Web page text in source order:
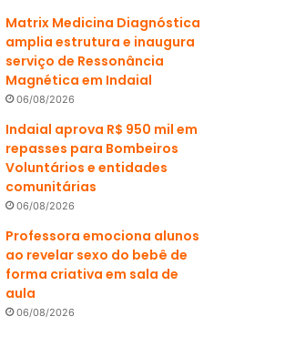
Matrix Medicina Diagnóstica
amplia estrutura e inaugura
serviço de Ressonância
Magnética em Indaial
06/08/2026
Indaial aprova R$ 950 mil em
repasses para Bombeiros
Voluntários e entidades
comunitárias
06/08/2026
Professora emociona alunos
ao revelar sexo do bebê de
forma criativa em sala de
aula
06/08/2026